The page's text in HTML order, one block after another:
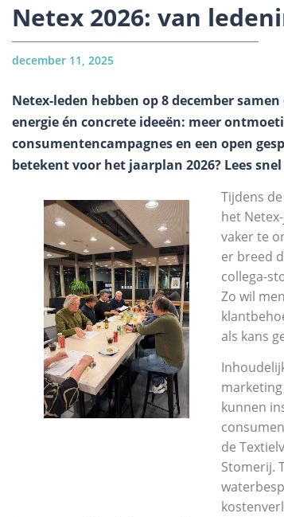
Netex 2026: van
december 11, 2025
Netex-leden hebben op 8 december
energie én concrete ideeën: meer
consumentencampagnes en een open
betekent voor het jaarplan 2026? Lees
Tijdens
het
vaker te
er breed
collega-
Zo wil
als kans
kunnen
de
Stomerij.